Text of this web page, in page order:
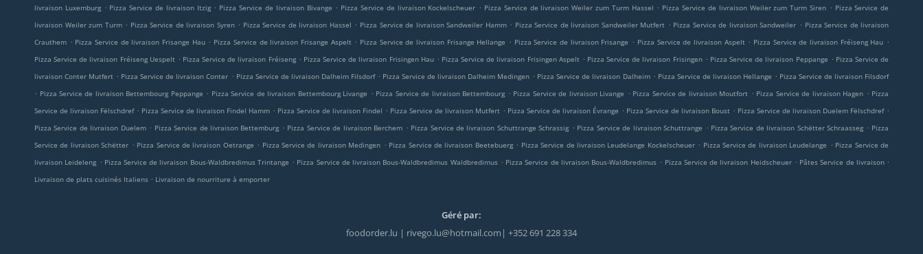
livraison Luxemburg . Pizza Service de livraison Itzig . Pizza Service de livraison Bivange . Pizza Service de livraison Kockelscheuer . Pizza Service de livraison Weiler zum Turm Hassel . Pizza Service de livraison Weiler zum Turm Siren . Pizza Service de
livraison Weiler zum Turm . Pizza Service de livraison Syren . Pizza Service de livraison Hassel . Pizza Service de livraison Sandweiler Hamm . Pizza Service de livraison Sandweiler Mutfert . Pizza Service de livraison Sandweiler . Pizza Service de livraison
Crauthem . Pizza Service de livraison Frisange Hau . Pizza Service de livraison Frisange Aspelt . Pizza Service de livraison Frisange Hellange . Pizza Service de livraison Frisange . Pizza Service de livraison Aspelt . Pizza Service de livraison Fréiseng Hau .
Pizza Service de livraison Fréiseng Uespelt . Pizza Service de livraison Fréiseng . Pizza Service de livraison Frisingen Hau . Pizza Service de livraison Frisingen Aspelt . Pizza Service de livraison Frisingen . Pizza Service de livraison Peppange . Pizza Service de
livraison Conter Mutfert . Pizza Service de livraison Conter . Pizza Service de livraison Dalheim Filsdorf . Pizza Service de livraison Dalheim Medingen . Pizza Service de livraison Dalheim . Pizza Service de livraison Hellange . Pizza Service de livraison Filsdorf
. Pizza Service de livraison Bettembourg Peppange . Pizza Service de livraison Bettembourg Livange . Pizza Service de livraison Bettembourg . Pizza Service de livraison Livange . Pizza Service de livraison Moutfort . Pizza Service de livraison Hagen . Pizza
Service de livraison Fëlschdref . Pizza Service de livraison Findel Hamm . Pizza Service de livraison Findel . Pizza Service de livraison Mutfert . Pizza Service de livraison Évrange . Pizza Service de livraison Boust . Pizza Service de livraison Duelem Fëlschdref .
Pizza Service de livraison Duelem . Pizza Service de livraison Bettemburg . Pizza Service de livraison Berchem . Pizza Service de livraison Schuttrange Schrassig . Pizza Service de livraison Schuttrange . Pizza Service de livraison Schëtter Schraasseg . Pizza
Service de livraison Schëtter . Pizza Service de livraison Oetrange . Pizza Service de livraison Medingen . Pizza Service de livraison Beetebuerg . Pizza Service de livraison Leudelange Kockelscheuer . Pizza Service de livraison Leudelange . Pizza Service de
livraison Leideleng . Pizza Service de livraison Bous-Waldbredimus Trintange . Pizza Service de livraison Bous-Waldbredimus Waldbredimus . Pizza Service de livraison Bous-Waldbredimus . Pizza Service de livraison Heidscheuer . Pâtes Service de livraison .
Livraison de plats cuisinés Italiens . Livraison de nourriture à emporter
Géré par:
foodorder.lu | rivego.lu@hotmail.com| +352 691 228 334